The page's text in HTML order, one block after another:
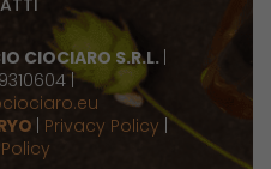
CIOCIARO S.R.L.
|
Privacy Policy